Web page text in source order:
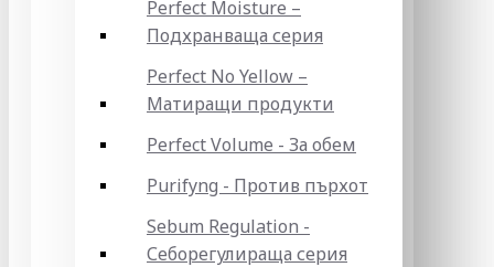
Perfect Moisture –
Подхранваща серия
Perfect No Yellow –
Матиращи продукти
Perfect Volume - За обем
Purifyng - Против пърхот
Sebum Regulation -
Себорегулираща серия